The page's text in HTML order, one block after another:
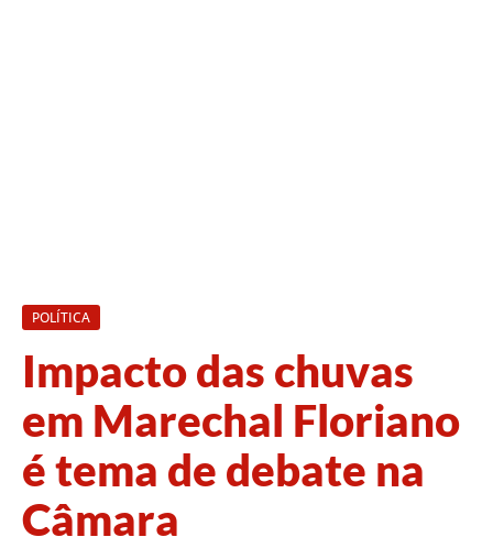
POLÍTICA
Impacto das chuvas
em Marechal Floriano
é tema de debate na
Câmara